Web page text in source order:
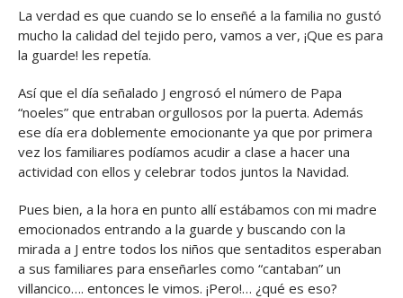
La verdad es que cuando se lo enseñé a la familia no gustó
mucho la calidad del tejido pero, vamos a ver, ¡Que es para
la guarde! les repetía.
Así que el día señalado J engrosó el número de Papa
“noeles” que entraban orgullosos por la puerta. Además
ese día era doblemente emocionante ya que por primera
vez los familiares podíamos acudir a clase a hacer una
actividad con ellos y celebrar todos juntos la Navidad.
Pues bien, a la hora en punto allí estábamos con mi madre
emocionados entrando a la guarde y buscando con la
mirada a J entre todos los niños que sentaditos esperaban
a sus familiares para enseñarles como “cantaban” un
villancico…. entonces le vimos. ¡Pero!… ¿qué es eso?